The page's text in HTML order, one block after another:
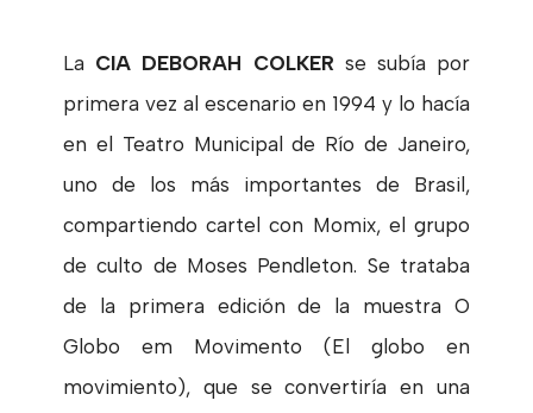
La CIA DEBORAH COLKER se subía por
primera vez al escenario en 1994 y lo hacía
en el Teatro Municipal de Río de Janeiro,
uno de los más importantes de Brasil,
compartiendo cartel con Momix, el grupo
de culto de Moses Pendleton. Se trataba
de la primera edición de la muestra O
Globo em Movimento (El globo en
movimiento), que se convertiría en una